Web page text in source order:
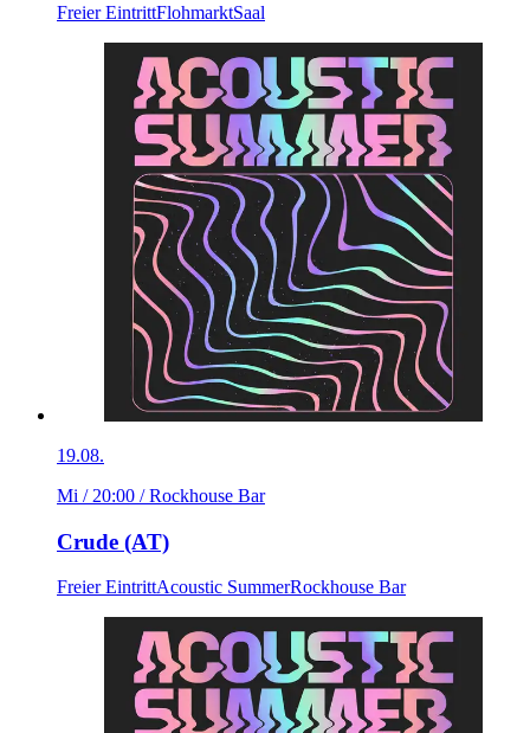
Freier EintrittFlohmarktSaal
19.08.
Mi / 20:00 / Rockhouse Bar
Crude (AT)
Freier EintrittAcoustic SummerRockhouse Bar